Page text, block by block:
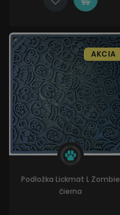
Podložka Lickmat L Zombie
čierna
AKCIA